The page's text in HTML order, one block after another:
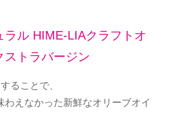
ラル HIME-LIAクラフトオ
ストラバージン
ることで、
わえなかった新鮮なオリーブオイ